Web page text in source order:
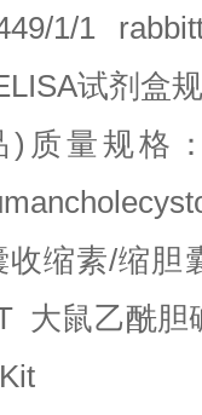
1/1
试剂盒
) 质量规格
收缩素/缩胆
大鼠乙酰胆